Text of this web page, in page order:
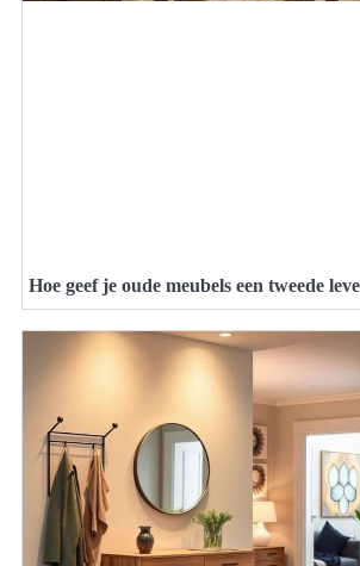
Hoe geef je oude meubels een tweede